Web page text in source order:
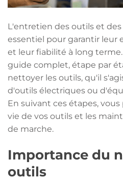
L'entretien des outils et
essentiel pour garantir leur
et leur fiabilité à long
guide complet, étape par
nettoyer les outils, qu'il
d'outils électriques ou
En suivant ces étapes,
vie de vos outils et les
de marche.
Importance du
outils